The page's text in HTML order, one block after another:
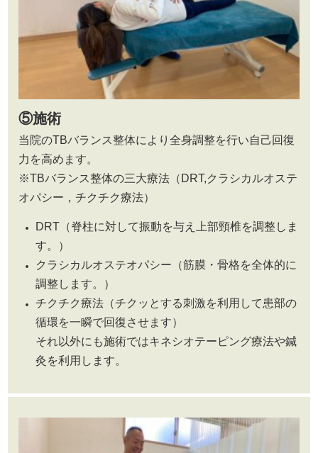
⑤施術
当院のTBバランス整体により全身調整を行い自己回復
力を高めます。
※TBバランス整体の三大療法（DRT,クラシカルオステ
オパシー，チクチク療法）
DRT（脊柱に対して振動を与え上部頸椎を調整しま
す。）
クラシカルオステオパシー（筋膜・骨格を全体的に
調整します。）
チクチク療法（チクッとする刺激を利用して患部の
循環を一瞬で回復させます）
それ以外にも施術ではキネシオテーピング療法や鍼
灸を利用します。